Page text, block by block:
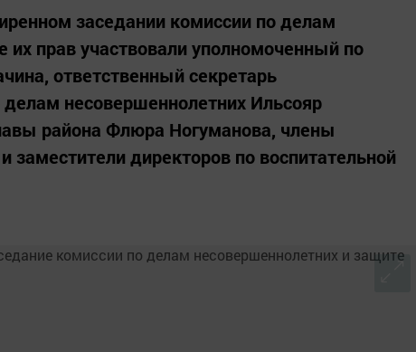
заседании комиссии по делам
их прав участвовали уполномоченный по
ответственный секретарь
несовершеннолетних Ильсояр
района Флюра Ногуманова, члены
заместители директоров по воспитательной